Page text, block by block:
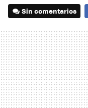
Sin comentarios